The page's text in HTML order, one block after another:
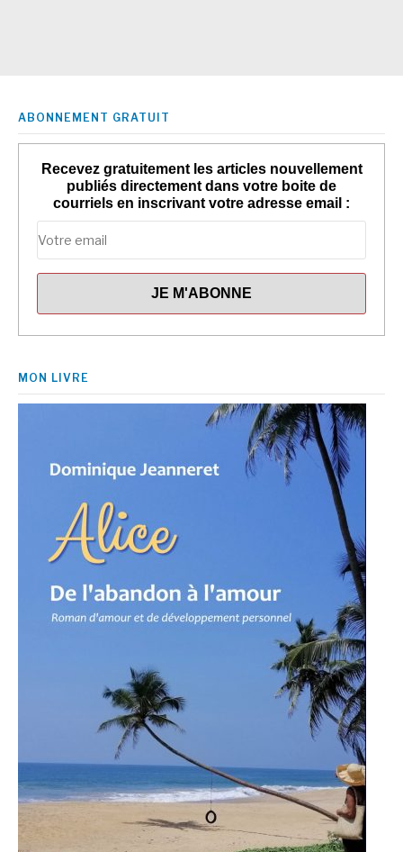
ABONNEMENT GRATUIT
Recevez gratuitement les articles nouvellement
publiés directement dans votre boite de
courriels en inscrivant votre adresse email :
MON LIVRE